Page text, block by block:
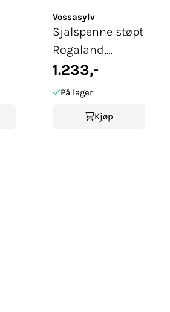
Vossasylv
Sjalspenne støpt
Rogaland,
oksidert
1.233,-
På lager
Kjøp